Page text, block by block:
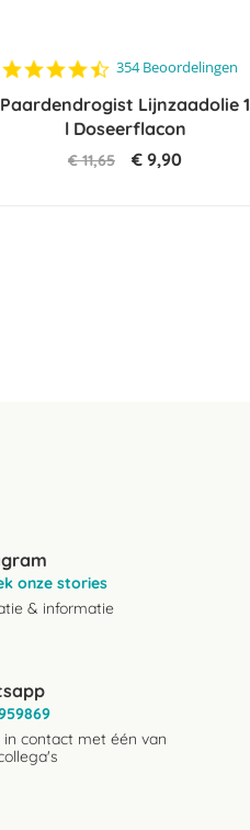
4.6
rating
354 Beoordelingen
Paardendrogist Lijnzaadolie 1
l Doseerflacon
€ 11,65 € 9,90
onze stories
& informatie
in contact met één van